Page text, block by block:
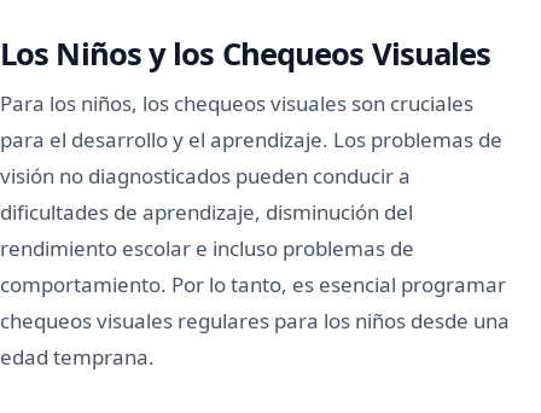
Los Niños y los Chequeos Visuales
Para los niños, los chequeos visuales son cruciales
para el desarrollo y el aprendizaje. Los problemas de
visión no diagnosticados pueden conducir a
dificultades de aprendizaje, disminución del
rendimiento escolar e incluso problemas de
comportamiento. Por lo tanto, es esencial programar
chequeos visuales regulares para los niños desde una
edad temprana.